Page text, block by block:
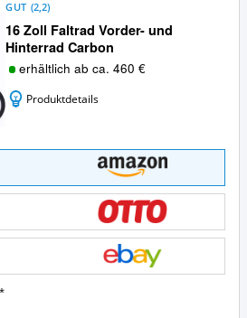
16 Zoll Faltrad Vorder- und
Hinterrad Carbon
GUT (2,2)
erhältlich ab ca. 460 €
Produktdetails